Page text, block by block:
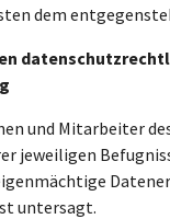
dem
und Mitarbeiter
jeweiligen
untersagt.